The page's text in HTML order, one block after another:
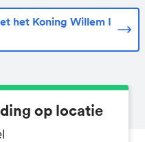
het Koning Willem I
op locatie